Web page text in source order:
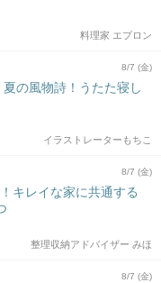
料理家 エプロン
8/7 (金)
夏の風物詩！うたた寝し
イラストレーターもちこ
8/7 (金)
キレイな家に共通する
整理収納アドバイザー みほ
8/7 (金)